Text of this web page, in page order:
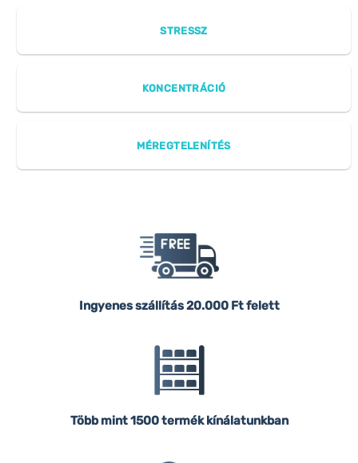
STRESSZ
KONCENTRÁCIÓ
MÉREGTELENÍTÉS
Ingyenes szállítás20.000 Ft felett
Több mint 1500 termék kínálatunkban